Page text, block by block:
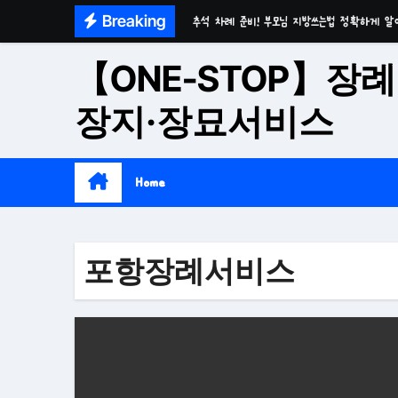
Breaking 추석 차례 준비! 부모님 지방쓰는법 정확하게 알
시간이 흘러도 변함없는 가치 성주 추모공원
치유와 위로의 공간 기독교전용 김천 납골당
재단법인 효심추모공원(현 삼랑진추모공원)
【ONE-STOP】장례
장지·장묘서비스
Home
포항장례서비스